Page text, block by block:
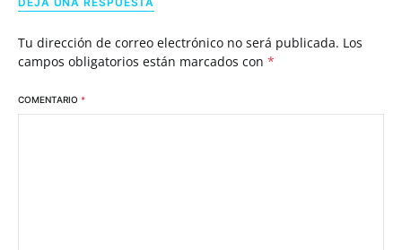
Tu dirección de correo electrónico no será publicada. Los
campos obligatorios están marcados con *
COMENTARIO *